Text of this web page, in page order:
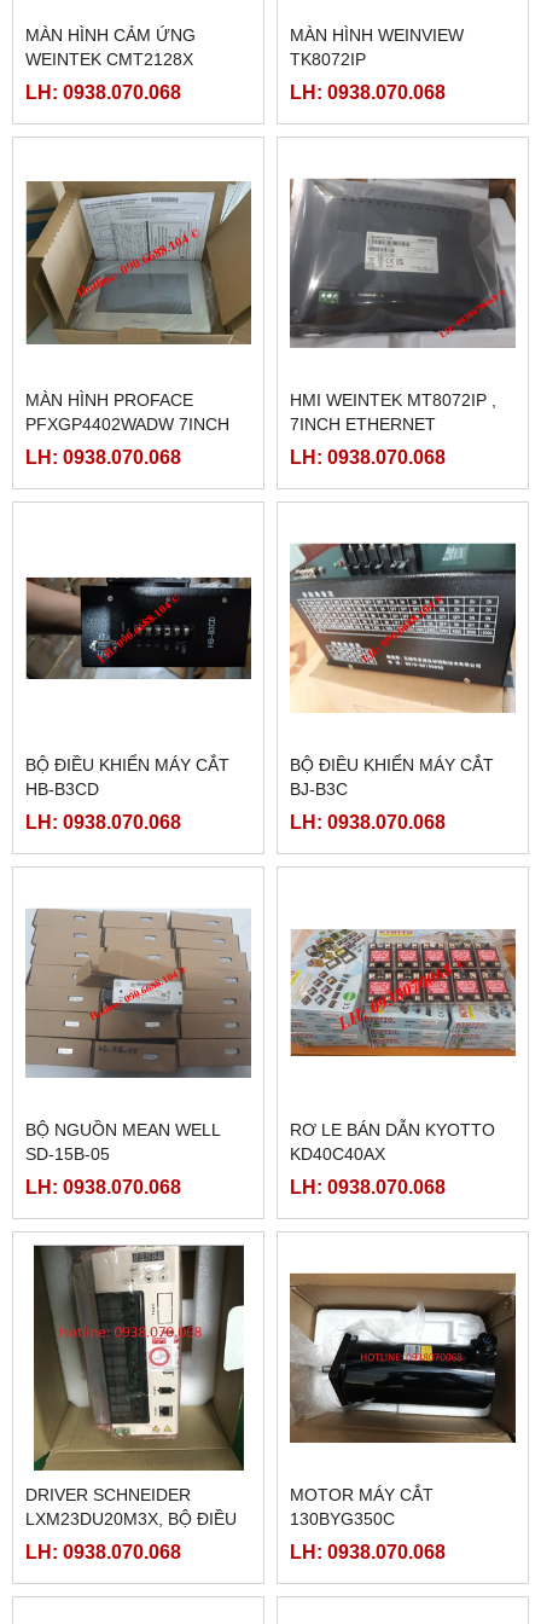
MÀN HÌNH CẢM ỨNG
WEINTEK CMT2128X
LH: 0938.070.068
MÀN HÌNH WEINVIEW
TK8072IP
LH: 0938.070.068
MÀN HÌNH PROFACE
PFXGP4402WADW 7INCH
LH: 0938.070.068
HMI WEINTEK MT8072IP ,
7INCH ETHERNET
LH: 0938.070.068
BỘ ĐIỀU KHIỂN MÁY CẮT
HB-B3CD
LH: 0938.070.068
BỘ ĐIỀU KHIỂN MÁY CẮT
BJ-B3C
LH: 0938.070.068
BỘ NGUỒN MEAN WELL
SD-15B-05
LH: 0938.070.068
RƠ LE BÁN DẪN KYOTTO
KD40C40AX
LH: 0938.070.068
DRIVER SCHNEIDER
LXM23DU20M3X, BỘ ĐIỀU
KHIỂN SERVO
LH: 0938.070.068
MOTOR MÁY CẮT
130BYG350C
LH: 0938.070.068